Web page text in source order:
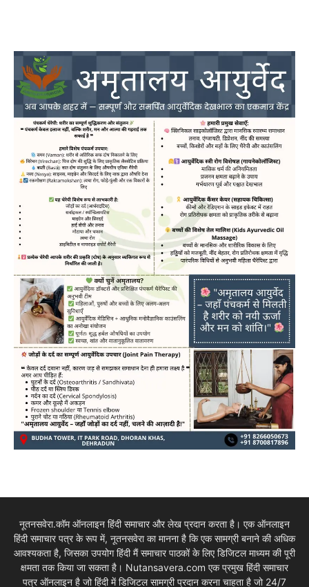
नूतनसवेरा.कॉम ऑनलाइन हिंदी समाचार और लेख प्रदान करता है। एक ऑनलाइन
हिंदी समाचार पत्र के रूप में, नूतनसवेरा का मानना है कि एक सामग्री बनाने की अधिक
आवश्यकता है, जिसका उपयोग हिंदी मैं समाचार पाठकों के लिए डिजिटल माध्यम की पूरी
क्षमता तक किया जा सकता है। Nutansavera.com एक प्रमुख हिंदी समाचार
पत्र ऑनलाइन है जो हिंदी में डिजिटल सामग्री प्रदान करना चाहता है जो 24/7